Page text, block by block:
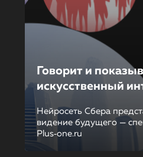
Говорит и
искусственный
Нейросеть Сбера
видение будущего —
Plus‑one.ru